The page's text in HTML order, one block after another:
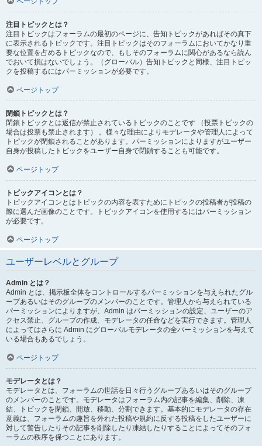
注目トピックとは？
注目トピックはフォーラムの最初のページに、告知トピックがあればその真下
に表示されるトピックです。注目トピックはそのフォーラムにおいてかなり重
要な位置を占めるトピックなので、もしそのフォーラムに関心があるなら読ん
でおいて損はないでしょう。（グローバル）告知トピックと同様、注目トピッ
クを投稿するにはパーミッションが必要です。
ページトップ
閉鎖トピックとは？
閉鎖トピックとは返信が禁止されているトピックのことです （投票トピックの
場合は投票も禁止されます） 。様々な理由によりモデレータや管理人によって
トピックが閉鎖されることがあります。パーミッションによりますがユーザー
自身が投稿したトピックをユーザー自身で閉鎖することも可能です。
ページトップ
トピックアイコンとは？
トピックアイコンとはトピックの内容を表すためにトピックの投稿者が投稿の
際に選んだ画像のことです。トピックアイコンを使用するにはパーミッション
が必要です。
ページトップ
ユーザーレベルとグループ
Admin とは？
Admin とは、掲示板全体をコントロールするパーミッションを与えられたグル
ープあるいはそのグループのメンバーのことです。管理人から与えられている
パーミッションによりますが、Admin はパーミッションの設定、ユーザーのア
クセス禁止、グループの作成、モデレータの任命などを実行できます。管理人
によってはさらに Admin にグローバルモデレータの全パーミッションを与えて
いる場合もあるでしょう。
ページトップ
モデレータとは？
モデレータとは、フォーラムの世話を日々行うグループあるいはそのグループ
のメンバーのことです。モデレータはフォーラム内の記事を編集、削除、凍
結、トピックを閉鎖、開放、移動、分割できます。基本的にモデレータの存在
意義は、フォーラムの趣旨を外れた投稿や規約に反する投稿をしたユーザーに
対して警告したりその記事を削除したり凍結したりすることによってそのフォ
ーラムの秩序を保つことにあります。